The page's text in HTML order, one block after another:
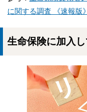
に関する調査 《速報版》
生命保険に加入